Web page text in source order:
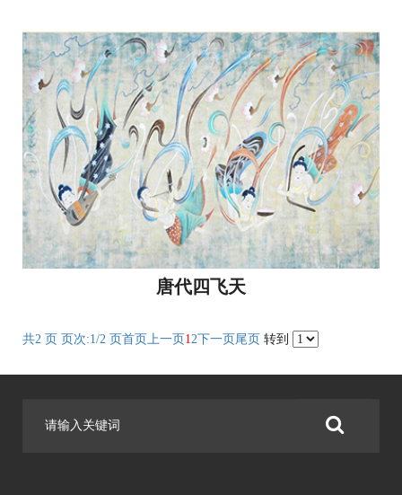
唐代四飞天
共2 页 页次:1/2 页首页 上一页1 2下一页尾页 转到